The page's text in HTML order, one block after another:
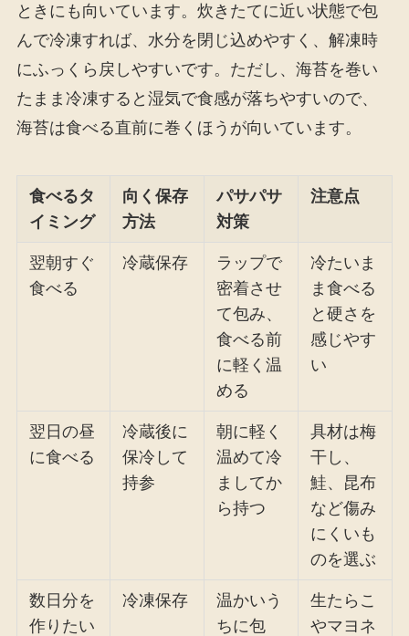
ときにも向いています。炊きたてに近い状態で包
んで冷凍すれば、水分を閉じ込めやすく、解凍時
にふっくら戻しやすいです。ただし、海苔を巻い
たまま冷凍すると湿気で食感が落ちやすいので、
海苔は食べる直前に巻くほうが向いています。
食べるタ
イミング
向く保存
方法
パサパサ
対策
注意点
翌朝すぐ
食べる
冷蔵保存
ラップで
密着させ
て包み、
食べる前
に軽く温
める
冷たいま
ま食べる
と硬さを
感じやす
い
翌日の昼
に食べる
冷蔵後に
保冷して
持参
朝に軽く
温めて冷
ましてか
ら持つ
具材は梅
干し、
鮭、昆布
など傷み
にくいも
のを選ぶ
数日分を
作りたい
冷凍保存
温かいう
ちに包
生たらこ
やマヨネ